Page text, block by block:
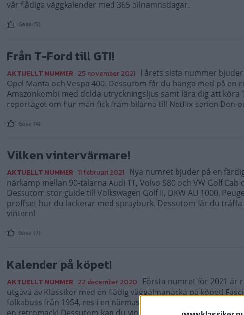
vår flådiga väggkalender med 365 bilnamnsdagar.
Gasa (5)
Från T-Ford till GTI!
AKTUELLT NUMMER 25 november 2021 I årets sista nummer
Opel Manta och Vespa 400. Dessutom får du hänga med på en
Amazonkombi med dolda utryckningsljus samt lära dig att köra
reportaget om hur man fick fram bilarna till Netflix-serien Den
Gasa (4)
Vilken vintervärmare!
AKTUELLT NUMMER 11 februari 2021 Nya numret bjuder på en
närkamp mellan 90-talarna Audi TT, Volvo S80 och VW Golf
Dessutom stor guide till Volkswagen Golf II, DKW AU 1000,
proffset hur du lackerar med sprayburk. Dessutom får du träffa
vintern!
Gasa (7)
Kalender på köpet!
AKTUELLT NUMMER 22 december 2020 Första numret för 2021 är
utgåva av Klassiker med en flådig väggalmanacka på köpet!
folkabuss från 1954, res i en närmast oanvänd Renault 16, titta
en retromack! Dessutom kan du vinna en tvåpelarlyft och en